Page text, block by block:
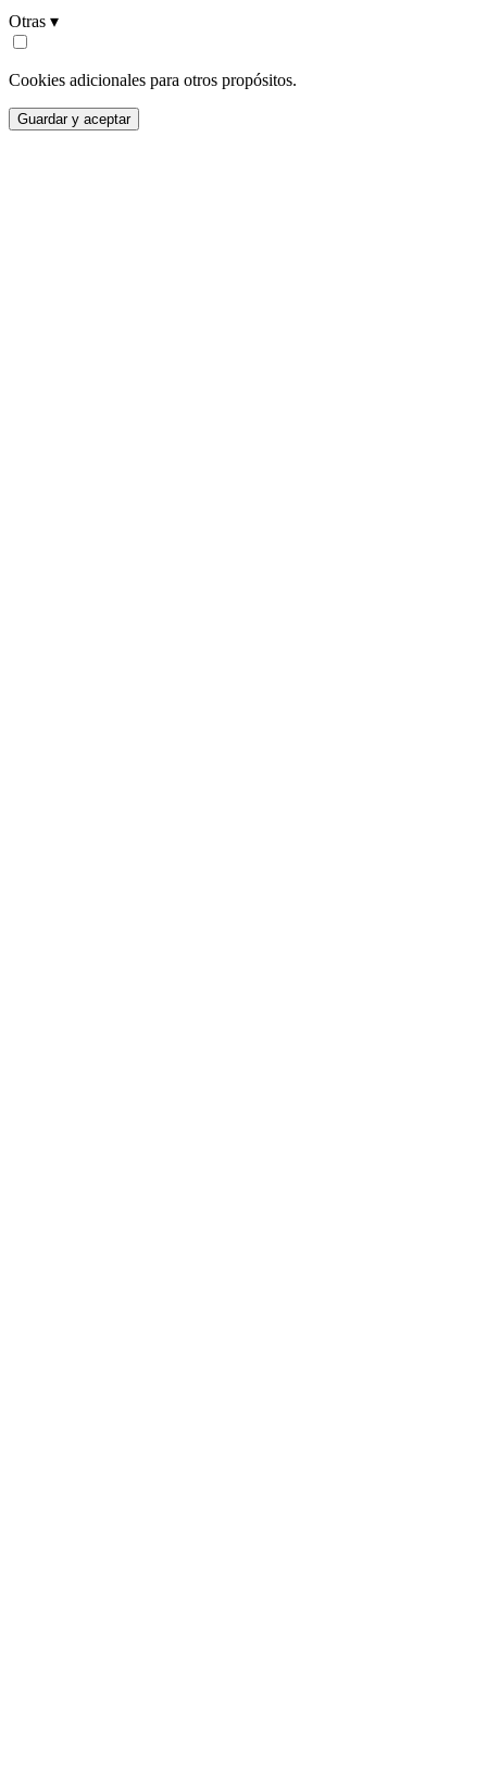
Otras ▾
Cookies adicionales para otros propósitos.
Guardar y aceptar